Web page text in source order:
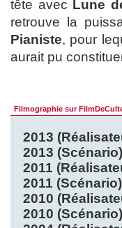
tête avec Lune
retrouve la
Pianiste, pour
aurait pu
Filmographie sur
2013
2013 (Scénario)
2011
2011 (Scénario)
2010
2010 (Scénario)